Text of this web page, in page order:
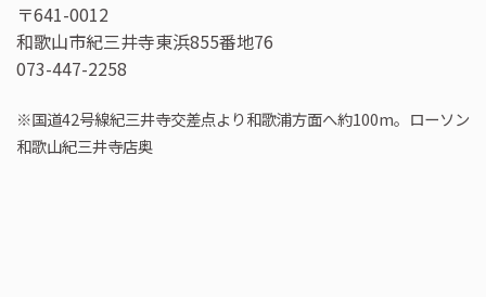
〒641-0012
和歌山市紀三井寺東浜855番地76
073-447-2258
※国道42号線紀三井寺交差点より和歌浦方面へ約100m。ローソン
和歌山紀三井寺店奥